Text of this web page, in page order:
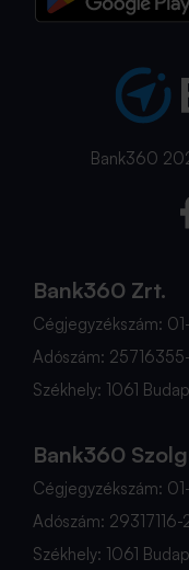
Bank360
Bank360 Zrt.
Cégjegyzékszám:
Adószám:
Székhely: 1061
Bank360
Cégjegyzékszám:
Adószám:
Székhely: 1061